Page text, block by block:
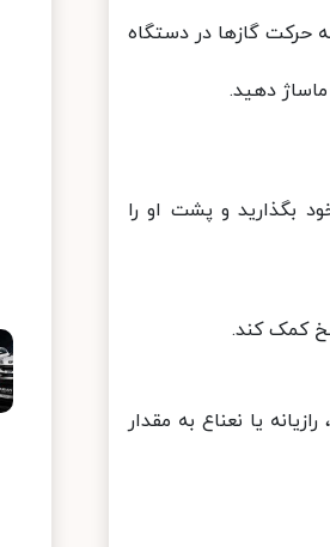
گازها در دستگاه
دهید.
بگذارید و پشت او را
کمک کند.
یا نعناع به مقدار